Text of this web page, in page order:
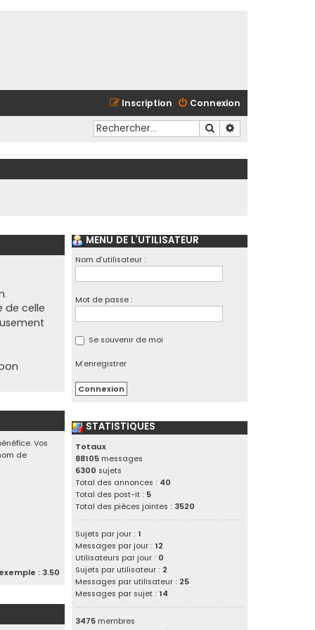
Connexion
Inscription
Rechercher
de celle
Vos
de
: 3.50
MENU DE L’UTILISATEUR
Nom d’utilisateur :
Mot de passe :
Se souvenir de moi
M’enregistrer
STATISTIQUES
Totaux
88105 messages
6300 sujets
Total des annonces : 40
Total des post-it : 5
Total des pièces jointes : 3520
Sujets par jour : 1
Messages par jour : 12
Utilisateurs par jour : 0
Sujets par utilisateur : 2
Messages par utilisateur : 25
Messages par sujet : 14
3475 membres